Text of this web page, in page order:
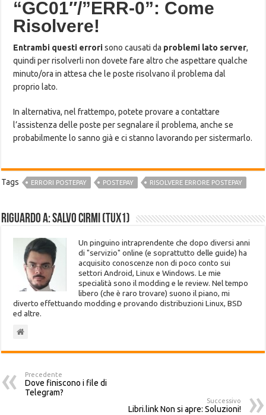
“GC01″/”ERR-0”: Come
Risolvere!
Entrambi questi errorisono causati da problemi lato server,
quindi per risolverli non dovete fare altro che aspettare qualche
minuto/ora in attesa che le poste risolvano il problema dal
proprio lato.
In alternativa, nel frattempo, potete provare a contattare
l’assistenza delle poste per segnalare il problema, anche se
probabilmente lo sanno già e ci stanno lavorando per sistermarlo.
Tags ERRORI POSTEPAY POSTEPAY RISOLVERE ERRORE POSTEPAY
Riguardo a: Salvo Cirmi (Tux1)
Un pinguino intraprendente che dopo diversi anni
di "servizio" online (e soprattutto delle guide) ha
acquisito conoscenze non di poco conto sui
settori Android, Linux e Windows. Le mie
specialità sono il modding e le review. Nel tempo
libero (che è raro trovare) suono il piano, mi
diverto effettuando modding e provando distribuzioni Linux, BSD
ed altre.
Precedente
Dove finiscono i file di
Telegram?
Successivo
Libri.link Non si apre: Soluzioni!